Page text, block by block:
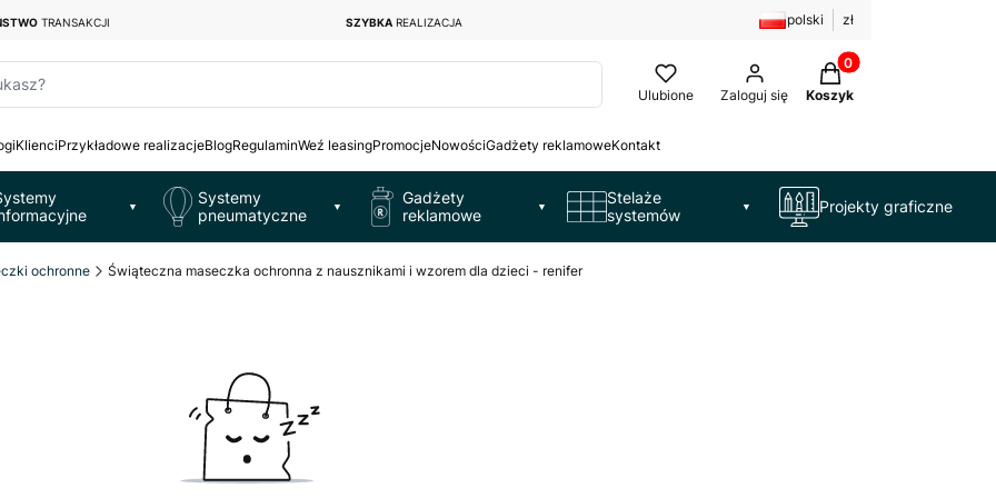
TRANSAKCJI SZYBKAREALIZACJA polski zł
Ulubione Zaloguj się
Produkty w koszyku:
Koszyk
KlienciPrzykładowe realizacjeBlogRegulaminWeź leasingPromocjeNowościGadżety reklamoweKontakt
▼
Systemy
pneumatyczne
▼
Gadżety
reklamowe
▼
Stelaże
systemów
▼ Projekty graficzne
ochronne Świąteczna maseczka ochronna z nausznikami i wzorem dla dzieci - renifer